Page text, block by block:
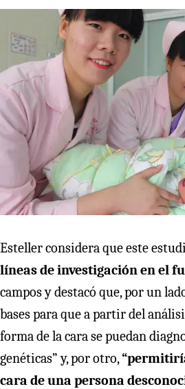
Esteller considera que este
líneas de investigación en el
campos y destacó que, por un
bases para que a partir del
forma de la cara se puedan
genéticas” y, por otro,
cara de una persona